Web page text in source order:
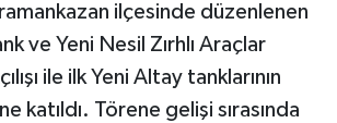
ilçesinde düzenlenen
ve Yeni Nesil Zırhlı Araçlar
ile ilk Yeni Altay tanklarının
katıldı. Törene gelişi sırasında